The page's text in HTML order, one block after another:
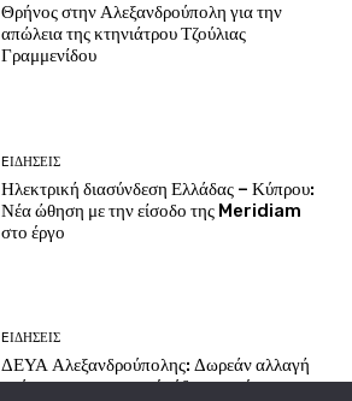
Θρήνος στην Αλεξανδρούπολη για την
απώλεια της κτηνιάτρου Τζούλιας
Γραμμενίδου
EΙΔΗΣΕΙΣ
Ηλεκτρική διασύνδεση Ελλάδας – Κύπρου:
Νέα ώθηση με την είσοδο της Meridiam
στο έργο
EΙΔΗΣΕΙΣ
ΔΕΥΑ Αλεξανδρούπολης: Δωρεάν αλλαγή
ονόματος στις παροχές ύδρευσης έως το